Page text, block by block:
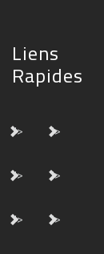
Liens
Rapides
"> ">
"> ">
"> ">